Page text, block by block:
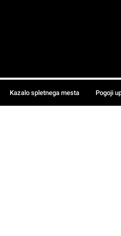
Kazalo spletnega mesta Pogoji